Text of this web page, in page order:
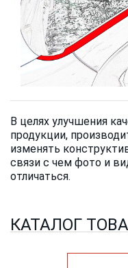
В целях улучшения
продукции,
изменять
связи с чем фото и
отличаться.
КАТАЛОГ